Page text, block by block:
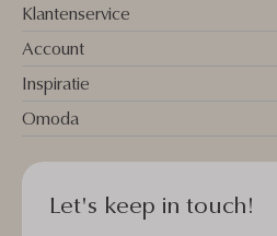
Klantenservice
Account
Inspiratie
Omoda
Let's keep in touch!